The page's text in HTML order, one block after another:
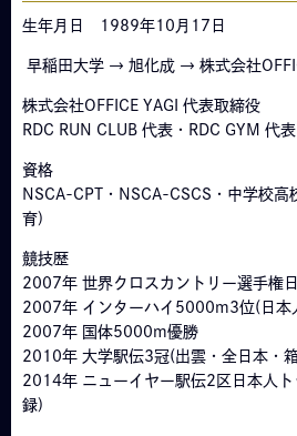
生年月日 1989年10月17日
早稲田大学 → 旭化成 → 株式会社
株式会社OFFICE YAGI 代表取締役
RDC RUN CLUB 代表・RDC GYM 代表
資格
NSCA-CPT・NSCA-CSCS・中学校高
育)
競技歴
2007年 世界クロスカントリー選手権
2007年 インターハイ5000m3位(日本
2007年 国体5000m優勝
2010年 大学駅伝3冠(出雲・全日本・
2014年 ニューイヤー駅伝2区日本人
録)